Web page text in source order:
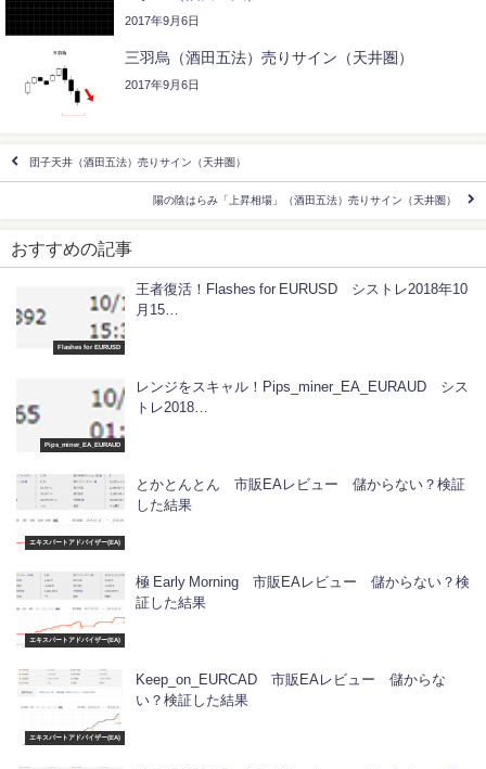
2017年9月6日
三羽烏（酒田五法）売りサイン（天井圏）
2017年9月6日
団子天井（酒田五法）売りサイン（天井圏）
陽の陰はらみ「上昇相場」（酒田五法）売りサイン（天井圏）
おすすめの記事
Flashes for EURUSD
王者復活！Flashes for EURUSD シストレ2018年10
月15…
Pips_miner_EA_EURAUD
レンジをスキャル！Pips_miner_EA_EURAUD シス
トレ2018…
エキスパートアドバイザー(EA)
とかとんとん 市販EAレビュー 儲からない？検証
した結果
エキスパートアドバイザー(EA)
極 Early Morning 市販EAレビュー 儲からない？検
証した結果
エキスパートアドバイザー(EA)
Keep_on_EURCAD 市販EAレビュー 儲からな
い？検証した結果